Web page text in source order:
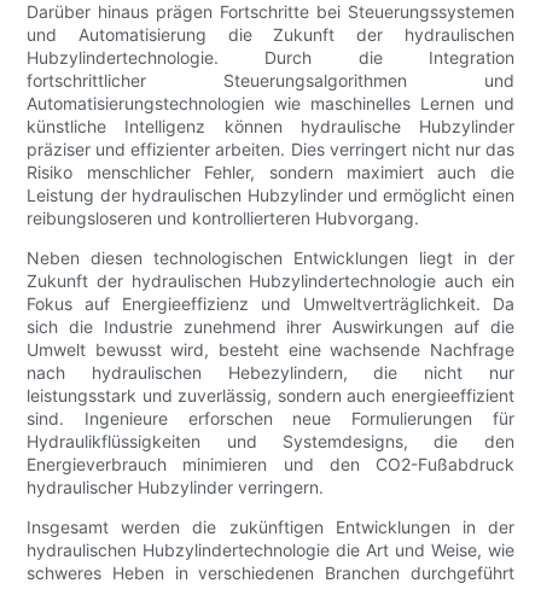
Darüber hinaus prägen Fortschritte bei Steuerungssystemen
und Automatisierung die Zukunft der hydraulischen
Hubzylindertechnologie. Durch die Integration
fortschrittlicher Steuerungsalgorithmen und
Automatisierungstechnologien wie maschinelles Lernen und
künstliche Intelligenz können hydraulische Hubzylinder
präziser und effizienter arbeiten. Dies verringert nicht nur das
Risiko menschlicher Fehler, sondern maximiert auch die
Leistung der hydraulischen Hubzylinder und ermöglicht einen
reibungsloseren und kontrollierteren Hubvorgang.
Neben diesen technologischen Entwicklungen liegt in der
Zukunft der hydraulischen Hubzylindertechnologie auch ein
Fokus auf Energieeffizienz und Umweltverträglichkeit. Da
sich die Industrie zunehmend ihrer Auswirkungen auf die
Umwelt bewusst wird, besteht eine wachsende Nachfrage
nach hydraulischen Hebezylindern, die nicht nur
leistungsstark und zuverlässig, sondern auch energieeffizient
sind. Ingenieure erforschen neue Formulierungen für
Hydraulikflüssigkeiten und Systemdesigns, die den
Energieverbrauch minimieren und den CO2-Fußabdruck
hydraulischer Hubzylinder verringern.
Insgesamt werden die zukünftigen Entwicklungen in der
hydraulischen Hubzylindertechnologie die Art und Weise, wie
schweres Heben in verschiedenen Branchen durchgeführt